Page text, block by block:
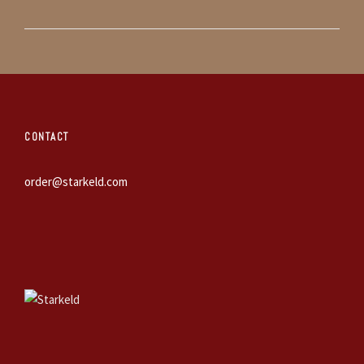
CONTACT
order@starkeld.com